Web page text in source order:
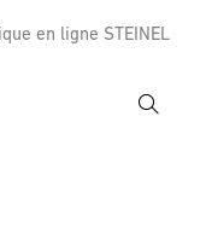
en ligne STEINEL